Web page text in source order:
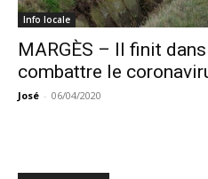
Info locale
MARGÈS – Il finit
combattre le
José - 06/04/2020